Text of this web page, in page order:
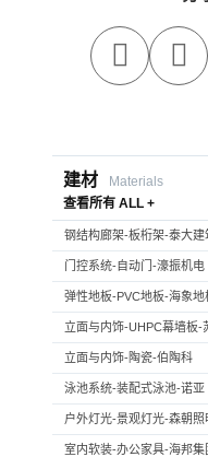
 
建材
Materials
查看所有 ALL +
钢结构廊架-板桁架-泰大建
门控系统-自动门-濠振机电
弹性地板-PVC地板-海象地
立面与内饰-UHPC幕墙板-
立面与内饰-陶瓷-伯陶科
泳池系统-装配式泳池-诺亚
户外灯光-景观灯光-森朝照
室内软装-办公家具-海邦集